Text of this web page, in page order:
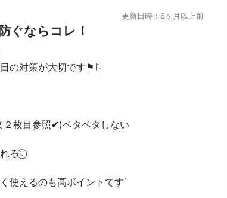
更新日時：6ヶ月以上前
ぐならコレ！
の対策が大切です⚑︎⚐︎
２枚目参照✔︎)ベタベタしない
る⍤⃝︎
使えるのも高ポイントですᐝ